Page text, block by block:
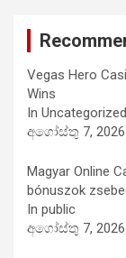
Vegas Hero
Wins
In Uncategorized
අගෝස්තු 7, 2026
Magyar Online
bónuszok
In public
අගෝස්තු 7, 2026